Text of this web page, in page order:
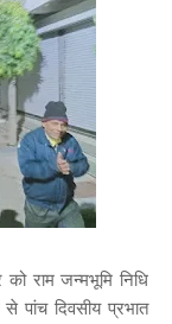
राम जन्मभूमि निधि
पांच दिवसीय प्रभात